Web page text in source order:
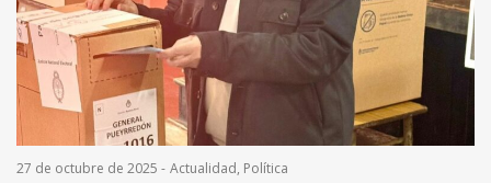
27 de octubre de 2025 - Actualidad, Política